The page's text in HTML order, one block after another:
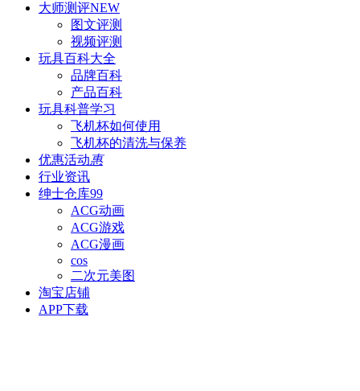
大师测评NEW
图文评测
视频评测
玩具百科大全
品牌百科
产品百科
玩具科普学习
飞机杯如何使用
飞机杯的清洗与保养
优惠活动惠
行业资讯
绅士仓库99
ACG动画
ACG游戏
ACG漫画
cos
二次元美图
淘宝店铺
APP下载